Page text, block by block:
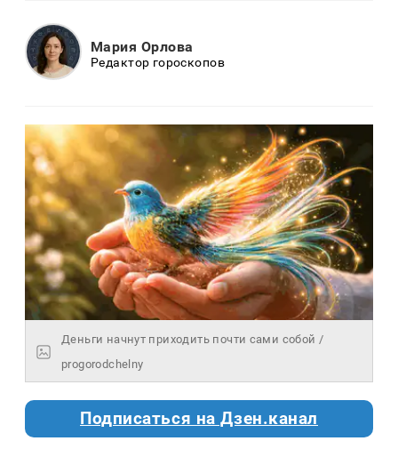
Мария Орлова
Редактор гороскопов
Деньги начнут приходить почти сами собой /
progorodchelny
Подписаться на Дзен.канал